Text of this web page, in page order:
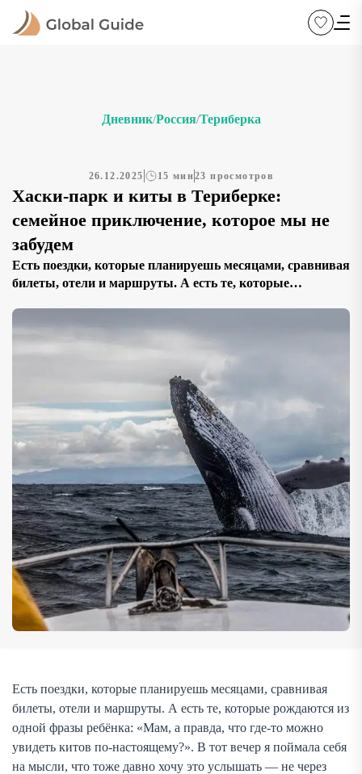
Дневник/Россия/Териберка
26.12.2025 15 мин23 просмотров
Хаски-парк и киты в Териберке:
семейное приключение, которое мы не
забудем
Есть поездки, которые планируешь месяцами, сравнивая
билеты, отели и маршруты. А есть те, которые
вечер я поймала себя на мысли, что тоже давно хочу это
услышать — не через экран, не в фильме, а в живом
Есть поездки, которые планируешь месяцами, сравнивая
билеты, отели и маршруты. А есть те, которые рождаются из
одной фразы ребёнка: «Мам, а правда, что где-то можно
увидеть китов по-настоящему?». В тот вечер я поймала себя
на мысли, что тоже давно хочу это услышать — не через